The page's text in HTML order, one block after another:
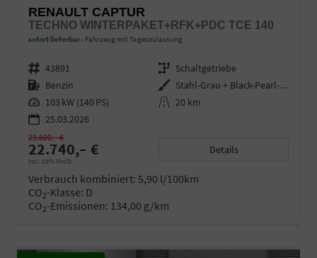
RENAULT CAPTUR
TECHNO WINTERPAKET+RFK+PDC TCE 140
sofort lieferbar Fahrzeug mit Tageszulassung
Fahrzeugnr. 43891 Getriebe Schaltgetriebe
Kraftstoff Benzin Außenfarbe
Stahl-Grau + Black-Pearl-Schwarz
Leistung 103 kW (140 PS) Kilometerstand 20 km
25.03.2026
22.740,– €
incl. 19% MwSt.
29.600,– €
Details
Verbrauch kombiniert: 5,90 l/100km
CO2-Klasse: D
CO2-Emissionen: 134,00 g/km